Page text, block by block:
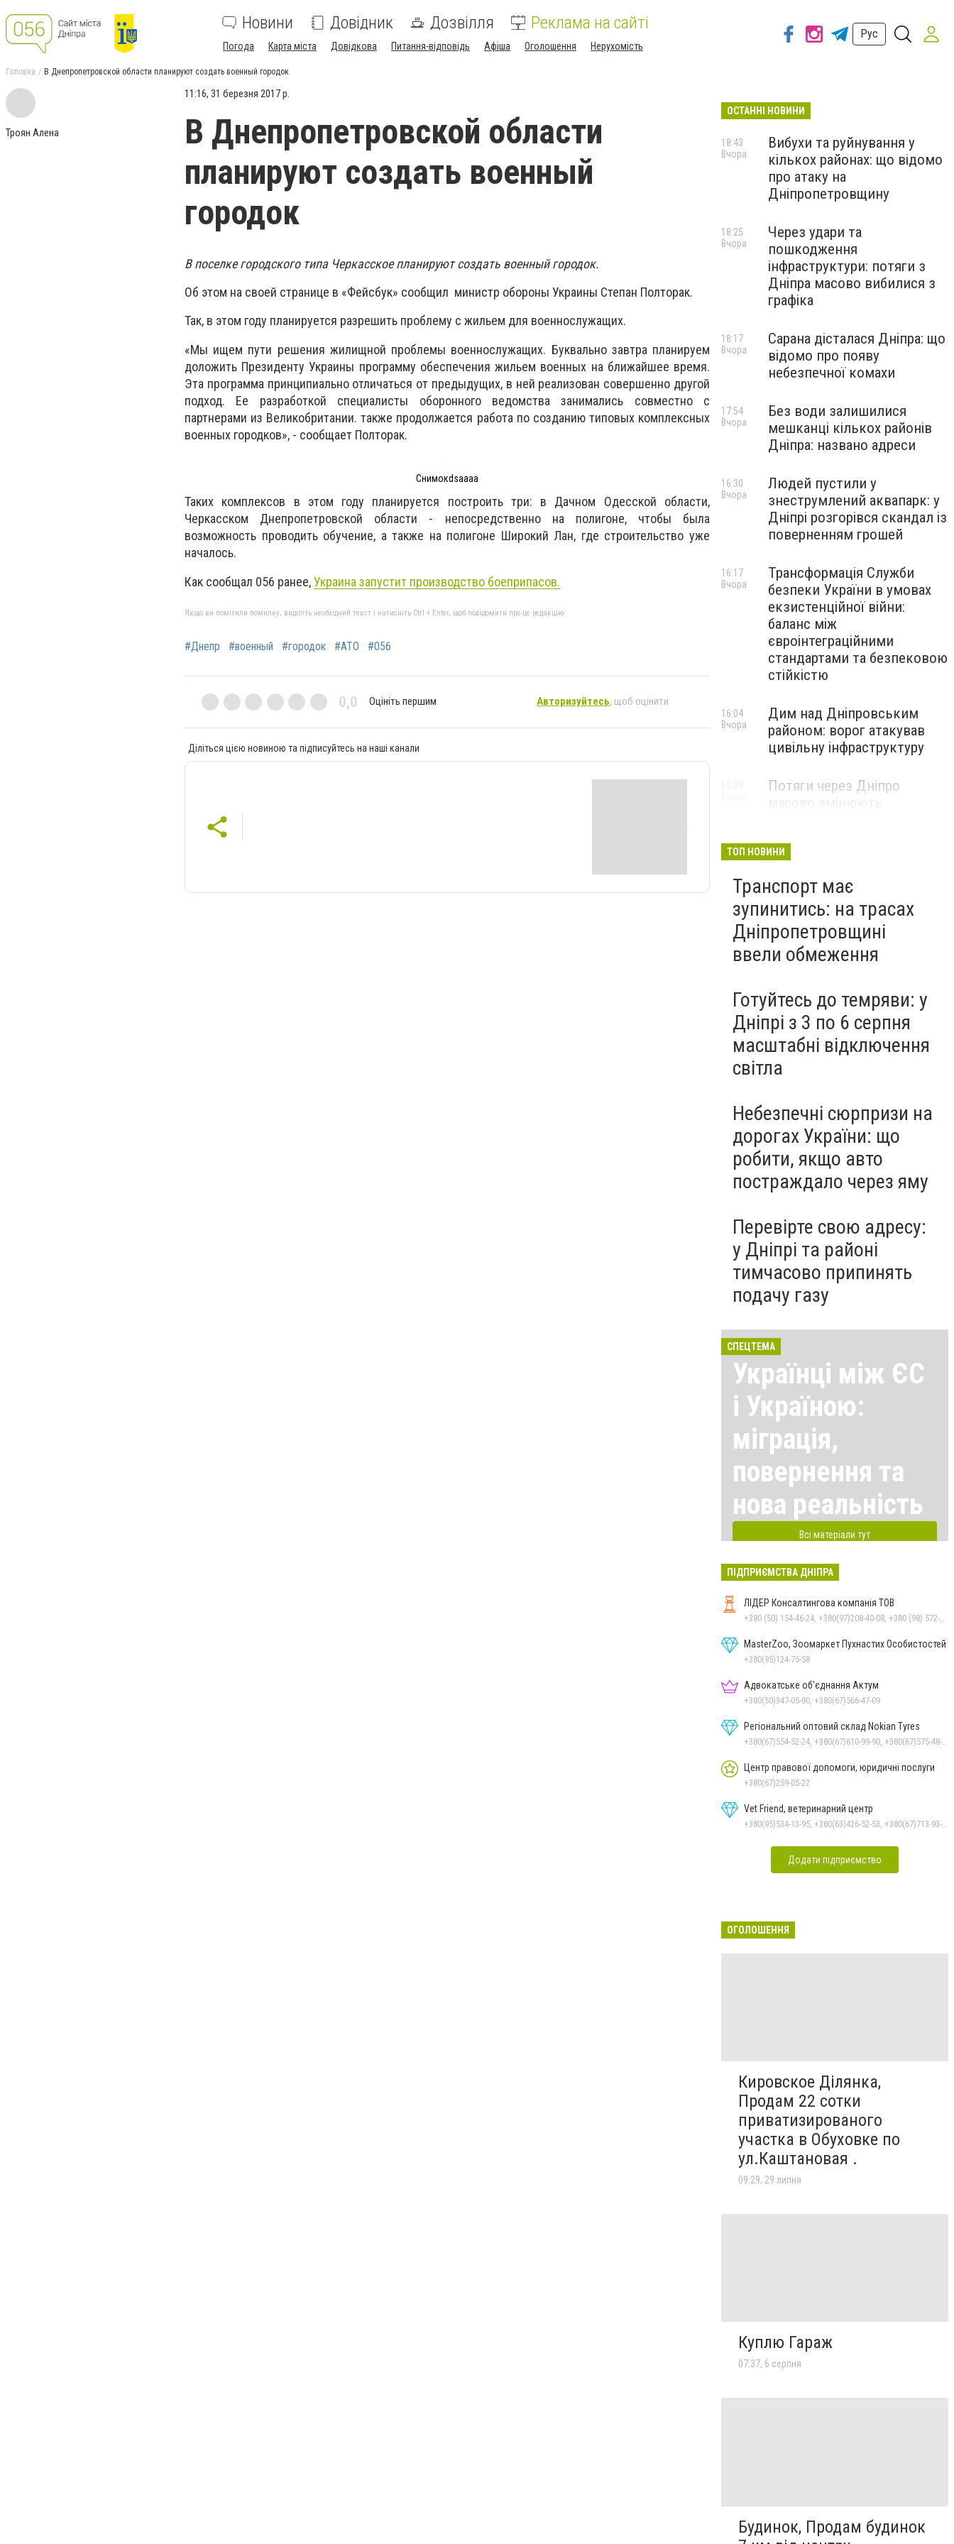
Новини Довідник Дозвілля Реклама на сайті
Погода Карта міста Довідкова Питання-відповідь Афіша Оголошення Нерухомість
Рус
Головна В Днепропетровской области планируют создать военный городок
Троян Алена
11:16, 31 березня 2017 р.
В Днепропетровской области
планируют создать военный
городок
В поселке городского типа Черкасское планируют создать военный городок.
Об этом на своей странице в «Фейсбук» сообщил министр обороны Украины Степан Полторак.
Так, в этом году планируется разрешить проблему с жильем для военнослужащих.
«Мы ищем пути решения жилищной проблемы военнослужащих. Буквально завтра планируем
доложить Президенту Украины программу обеспечения жильем военных на ближайшее время.
Эта программа принципиально отличаться от предыдущих, в ней реализован совершенно другой
подход. Ее разработкой специалисты оборонного ведомства занимались совместно с
партнерами из Великобритании. также продолжается работа по созданию типовых комплексных
военных городков», - сообщает Полторак.
Снимокdsaaaa
Таких комплексов в этом году планируется построить три: в Дачном Одесской области,
Черкасском Днепропетровской области - непосредственно на полигоне, чтобы была
возможность проводить обучение, а также на полигоне Широкий Лан, где строительство уже
началось.
Как сообщал 056 ранее,Украина запустит производство боеприпасов.
Якщо ви помітили помилку, виділіть необхідний текст і натисніть Ctrl + Enter, щоб повідомити про це редакцію
#Днепр #военный #городок #АТО #056
0,0 Оцініть першим Авторизуйтесь, щоб оцінити
Діліться цією новиною та підписуйтесь на наші канали
ОСТАННІ НОВИНИ
Вибухи та руйнування у
кількох районах: що відомо
про атаку на
Дніпропетровщину
18:43
Вчора
Через удари та
пошкодження
інфраструктури: потяги з
Дніпра масово вибилися з
графіка
18:25
Вчора
Сарана дісталася Дніпра: що
відомо про появу
небезпечної комахи
18:17
Вчора
Без води залишилися
мешканці кількох районів
Дніпра: названо адреси
17:54
Вчора
Людей пустили у
знеструмлений аквапарк: у
Дніпрі розгорівся скандал із
поверненням грошей
16:30
Вчора
Трансформація Служби
безпеки України в умовах
екзистенційної війни:
баланс між
євроінтеграційними
стандартами та безпековою
стійкістю
16:17
Вчора
Дим над Дніпровським
районом: ворог атакував
цивільну інфраструктуру
16:04
Вчора
Потяги через Дніпро
ТОП НОВИНИ
Транспорт має
зупинитись: на трасах
Дніпропетровщині
ввели обмеження
Готуйтесь до темряви: у
Дніпрі з 3 по 6 серпня
масштабні відключення
світла
Небезпечні сюрпризи на
дорогах України: що
робити, якщо авто
постраждало через яму
Перевірте свою адресу:
у Дніпрі та районі
тимчасово припинять
подачу газу
СПЕЦТЕМА
Українці між ЄС
і Україною:
міграція,
повернення та
нова реальність
Всі матеріали тут
ПІДПРИЄМСТВА ДНІПРА
ЛІДЕР Консалтингова компанія ТОВ
MasterZoo, Зоомаркет Пухнастих Особистостей
+380(95)124-75-58
Адвокатське об'єднання Актум
+380(50)347-05-80, +380(67)566-47-09
Регіональний оптовий склад Nokian Tyres
Центр правової допомоги, юридичні послуги
+380(67)259-05-22
Vet Friend, ветеринарний центр
Додати підприємство
ОГОЛОШЕННЯ
Кировское Ділянка,
Продам 22 сотки
приватизированого
участка в Обуховке по
ул.Каштановая .
09:29, 29 липня
Куплю Гараж
07:37, 6 серпня
Будинок, Продам будинок